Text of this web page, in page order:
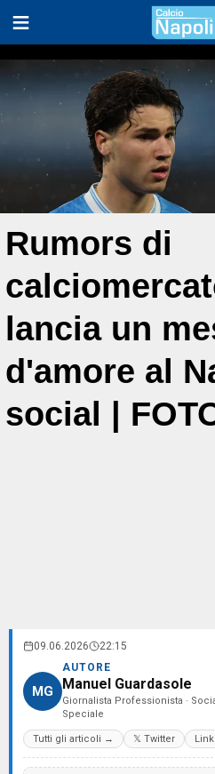
Rumors di
lancia un
d'amore al
social |
09.06.2026 22:15
MG
AUTORE
Manuel Guardasole
Giornalista Professionista ·
Speciale
Tutti gli articoli → 𝕏 Twitter